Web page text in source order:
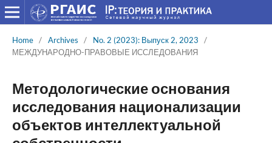
Home / Archives / No. 2 (2023): Выпуск 2, 2023
/
МЕЖДУНАРОДНО-ПРАВОВЫЕ ИССЛЕДОВАНИЯ
Методологические основания
исследования национализации
объектов интеллектуальной